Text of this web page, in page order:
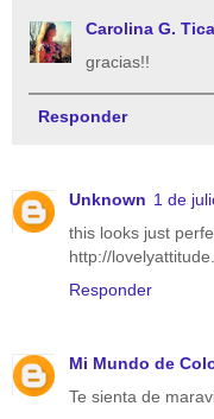
Carolina G.
gracias!!
Responder
Unknown 1 de
this looks just
http://
Responder
Mi Mundo de
Te sienta de